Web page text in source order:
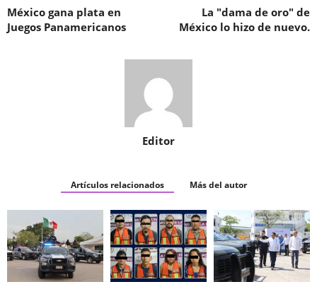
México gana plata en
Juegos Panamericanos
La "dama de oro" de
México lo hizo de nuevo.
Editor
Artículos relacionados Más del autor